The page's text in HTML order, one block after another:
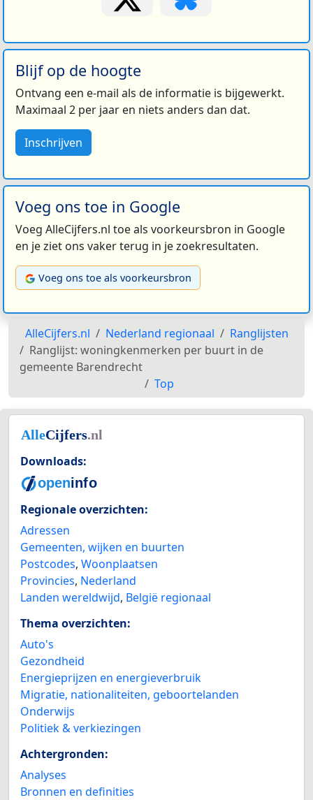
Blijf op de hoogte
Ontvang een e-mail als de informatie is bijgewerkt.
Maximaal 2 per jaar en niets anders dan dat.
Inschrijven
Voeg ons toe in Google
Voeg AlleCijfers.nl toe als voorkeursbron in Google
en je ziet ons vaker terug in je zoekresultaten.
Voeg ons toe als voorkeursbron
AlleCijfers.nl Nederland regionaal
Ranglijsten
Ranglijst: woningkenmerken per buurt in de
gemeente Barendrecht
Top
Downloads:
Regionale overzichten:
Adressen
Gemeenten, wijken en buurten
Postcodes, Woonplaatsen
Provincies, Nederland
Landen wereldwijd, België regionaal
Thema overzichten:
Auto's
Gezondheid
Energieprijzen en energieverbruik
Migratie, nationaliteiten, geboortelanden
Onderwijs
Politiek & verkiezingen
Achtergronden:
Analyses
Bronnen en definities